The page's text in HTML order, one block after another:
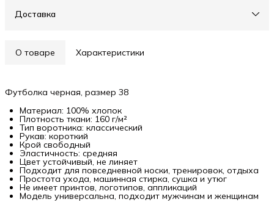
Доставка
О товаре Характеристики
Футболка черная, размер 38
Материал: 100% хлопок
Плотность ткани: 160 г/м²
Тип воротника: классический
Рукав: короткий
Крой свободный
Эластичность: средняя
Цвет устойчивый, не линяет
Подходит для повседневной носки, тренировок, отдыха
Простота ухода, машинная стирка, сушка и утюг
Не имеет принтов, логотипов, аппликаций
Модель универсальна, подходит мужчинам и женщинам